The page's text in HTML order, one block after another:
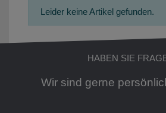
Leider keine Artikel gefunden.
HABEN SIE
Wir sind gerne